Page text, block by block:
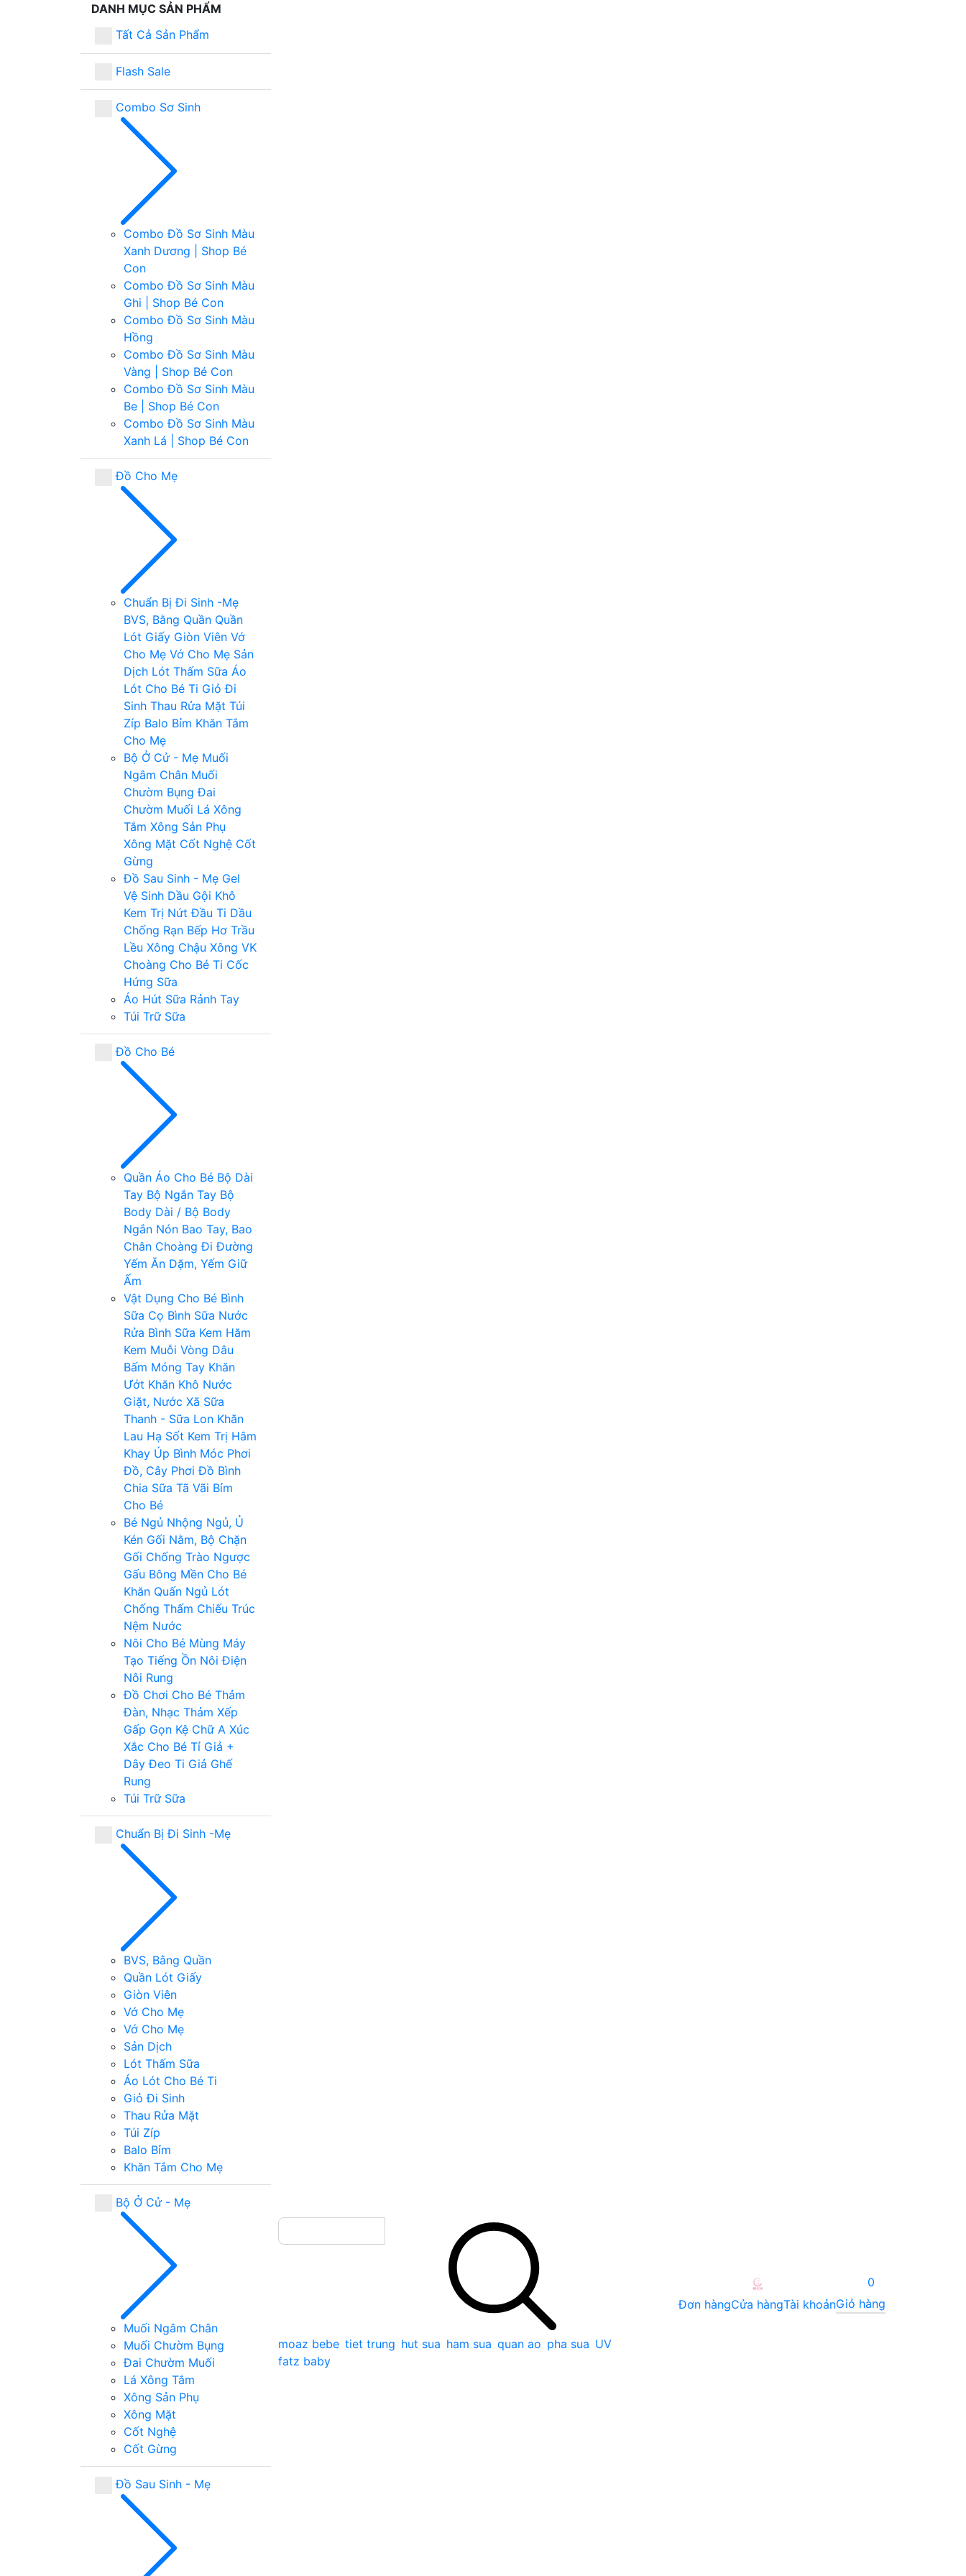
DANH MỤC SẢN PHẨM
Tất Cả Sản Phẩm
Flash Sale
Combo Sơ Sinh
Combo Đồ Sơ Sinh Màu
Xanh Dương | Shop Bé
Con
Combo Đồ Sơ Sinh Màu
Ghi | Shop Bé Con
Combo Đồ Sơ Sinh Màu
Hồng
Combo Đồ Sơ Sinh Màu
Vàng | Shop Bé Con
Combo Đồ Sơ Sinh Màu
Be | Shop Bé Con
Combo Đồ Sơ Sinh Màu
Xanh Lá | Shop Bé Con
Đồ Cho Mẹ
Chuẩn Bị Đi Sinh -Mẹ
BVS, Bằng Quần Quần
Lót Giấy Giòn Viên Vớ
Cho Mẹ Vớ Cho Mẹ Sản
Dịch Lót Thấm Sữa Áo
Lót Cho Bé Ti Giỏ Đi
Sinh Thau Rửa Mặt Túi
Zíp Balo Bỉm Khăn Tắm
Cho Mẹ
Bộ Ở Cử - Mẹ Muối
Ngâm Chân Muối
Chườm Bụng Đai
Chườm Muối Lá Xông
Tắm Xông Sản Phụ
Xông Mặt Cốt Nghệ Cốt
Gừng
Đồ Sau Sinh - Mẹ Gel
Vệ Sinh Dầu Gội Khô
Kem Trị Nứt Đầu Ti Dầu
Chống Rạn Bếp Hơ Trầu
Lều Xông Chậu Xông VK
Choàng Cho Bé Ti Cốc
Hứng Sữa
Áo Hút Sữa Rảnh Tay
Túi Trữ Sữa
Đồ Cho Bé
Quần Áo Cho Bé Bộ Dài
Tay Bộ Ngắn Tay Bộ
Body Dài / Bộ Body
Ngắn Nón Bao Tay, Bao
Chân Choàng Đi Đường
Yếm Ăn Dặm, Yếm Giữ
Ấm
Vật Dụng Cho Bé Bình
Sữa Cọ Bình Sữa Nước
Rửa Bình Sữa Kem Hăm
Kem Muỗi Vòng Dâu
Bấm Móng Tay Khăn
Ướt Khăn Khô Nước
Giặt, Nước Xã Sữa
Thanh - Sữa Lon Khăn
Lau Hạ Sốt Kem Trị Hâm
Khay Úp Bình Móc Phơi
Đồ, Cây Phơi Đồ Bình
Chia Sữa Tã Vãi Bỉm
Cho Bé
Bé Ngủ Nhộng Ngủ, Ủ
Kén Gối Nằm, Bộ Chặn
Gối Chống Trào Ngược
Gấu Bông Mền Cho Bé
Khăn Quấn Ngủ Lót
Chống Thấm Chiếu Trúc
Nệm Nước
Nôi Cho Bé Mùng Máy
Tạo Tiếng Ồn Nôi Điện
Nôi Rung
Đồ Chơi Cho Bé Thảm
Đàn, Nhạc Thảm Xếp
Gấp Gọn Kệ Chữ A Xúc
Xắc Cho Bé Tỉ Giả +
Dây Đeo Ti Giả Ghế
Rung
Túi Trữ Sữa
Chuẩn Bị Đi Sinh -Mẹ
BVS, Bằng Quần
Quần Lót Giấy
Giòn Viên
Vớ Cho Mẹ
Vớ Cho Mẹ
Sản Dịch
Lót Thấm Sữa
Áo Lót Cho Bé Ti
Giỏ Đi Sinh
Thau Rửa Mặt
Túi Zíp
Balo Bỉm
Khăn Tắm Cho Mẹ
Bộ Ở Cử - Mẹ
Muối Ngâm Chân
Muối Chườm Bụng
Đai Chườm Muối
Lá Xông Tắm
Xông Sản Phụ
Xông Mặt
Cốt Nghệ
Cốt Gừng
Đồ Sau Sinh - Mẹ
moaz bebe tiet trung hut sua ham sua quan ao pha sua UV
fatz baby
Đơn hàngCửa hàngTài khoản
0
Giỏ hàng